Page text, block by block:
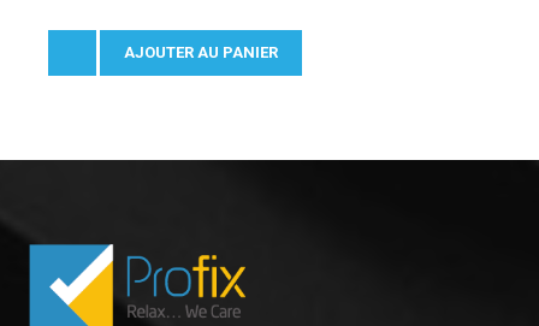
AJOUTER AU PANIER